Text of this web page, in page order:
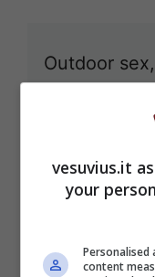
Outdoor
Napoli
vesuvius.it
your
Personalised
content